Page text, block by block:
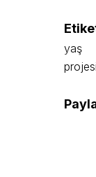
yaş
projesi